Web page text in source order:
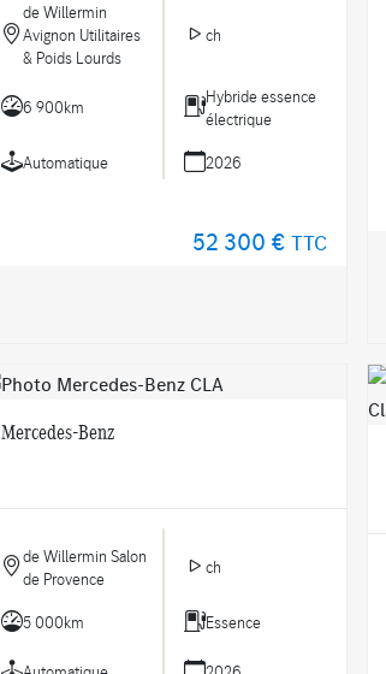
de Willermin
Avignon Utilitaires
& Poids Lourds
ch
6 900km
Hybride essence
électrique
Automatique 2026
52 300 €TTC
Mercedes-Benz
de Willermin Salon
de Provence
ch
5 000km Essence